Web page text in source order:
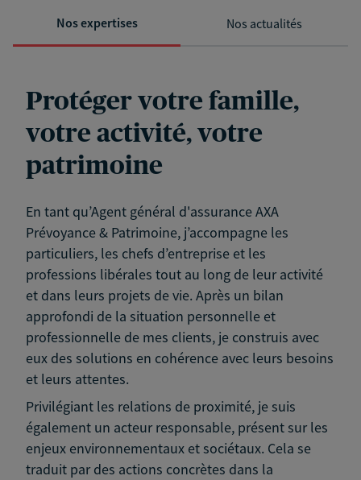
Nos expertises Nos actualités
Protéger votre famille,
votre activité, votre
patrimoine
En tant qu’Agent général d'assurance AXA
Prévoyance & Patrimoine, j’accompagne les
particuliers, les chefs d’entreprise et les
professions libérales tout au long de leur activité
et dans leurs projets de vie. Après un bilan
approfondi de la situation personnelle et
professionnelle de mes clients, je construis avec
eux des solutions en cohérence avec leurs besoins
et leurs attentes.
Privilégiant les relations de proximité, je suis
également un acteur responsable, présent sur les
enjeux environnementaux et sociétaux. Cela se
traduit par des actions concrètes dans la